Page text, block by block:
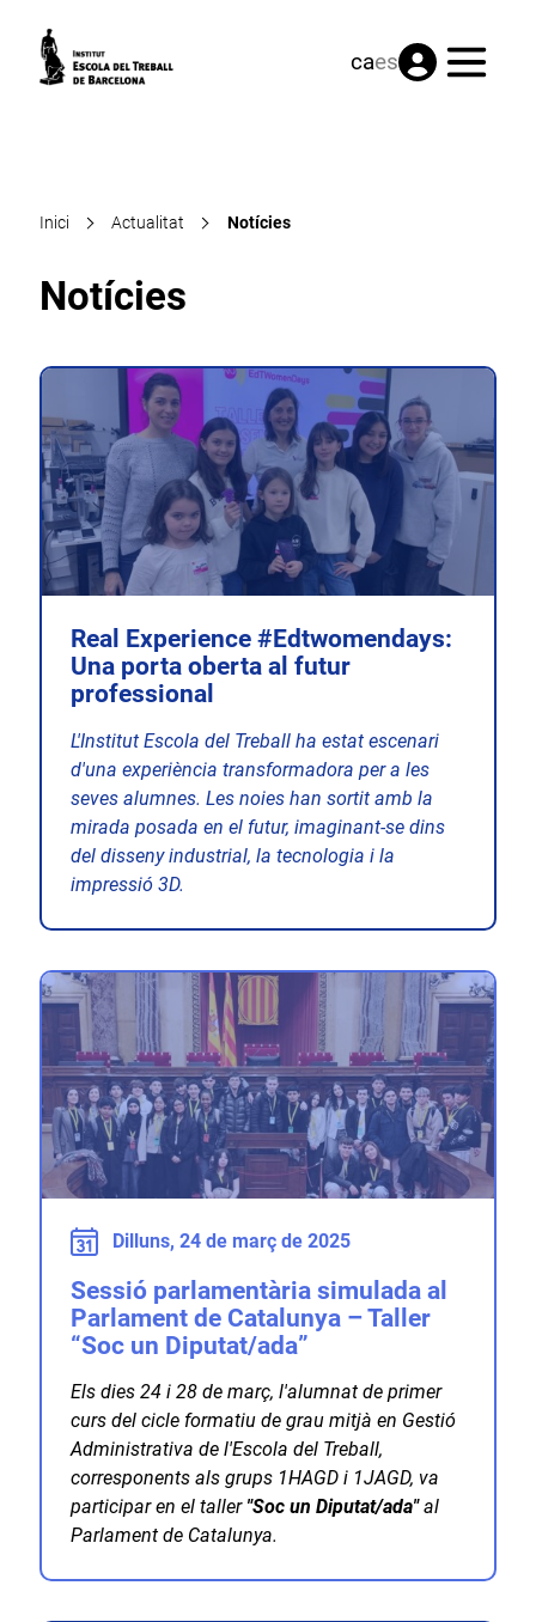
caes Menú
Inici Actualitat Notícies
Notícies
Real Experience #Edtwomendays:
Una porta oberta al futur
professional
L'Institut Escola del Treball ha estat escenari
d'una experiència transformadora per a les
seves alumnes. Les noies han sortit amb la
mirada posada en el futur, imaginant-se dins
del disseny industrial, la tecnologia i la
impressió 3D.
Dilluns, 24 de març de 2025
Sessió parlamentària simulada al
Parlament de Catalunya – Taller
“Soc un Diputat/ada”
Els dies 24 i 28 de març, l'alumnat de primer
curs del cicle formatiu de grau mitjà en Gestió
Administrativa de l'Escola del Treball,
corresponents als grups 1HAGD i 1JAGD, va
participar en el taller "Soc un Diputat/ada"al
Parlament de Catalunya.